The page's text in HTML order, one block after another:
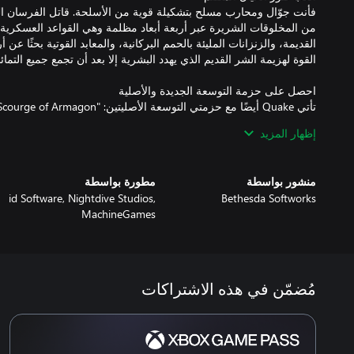
فأنت جوّال ومحارب مسلح بتشكيلة قوية من الأسلحة. قاتل الفرسان
من المخلوقات الشريرة عبر أربعة أبعاد مظلمة وهي القواعد
القديمة، والزنزانات المليئة بالحمم البركانية، والمعابد القوتية بحثًا
الجوّالة محتجز في بُعد متكرر لا ينتهي... إذ يعيش الأحداث العنيفة
قاتل في طور قاعدة الخيال المظلم والتوسعات في طور اللعب الجماعي
لاعبين على (الشاشة المقسمة المحلية). تتميز بدعم الخوادم المخصصة
إظهار المزيد
منشور بواسطة
Bethesda Softworks
مطورة بواسطة
id Software, Nightdive Studios,
MachineGames
مُضمّن في هذه الاشتراكات